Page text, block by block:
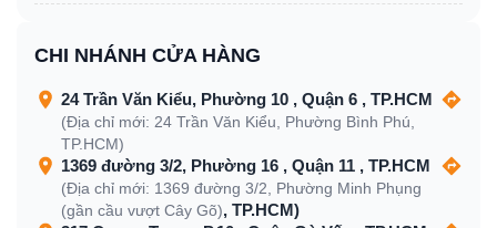
CHI NHÁNH CỬA HÀNG
24 Trần Văn Kiểu, Phường 10 , Quận 6 , TP.HCM
(Địa chỉ mới: 24 Trần Văn Kiểu, Phường Bình Phú,
TP.HCM)
1369 đường 3/2, Phường 16 , Quận 11 , TP.HCM
(Địa chỉ mới: 1369 đường 3/2, Phường Minh Phụng
(gần cầu vượt Cây Gõ), TP.HCM)